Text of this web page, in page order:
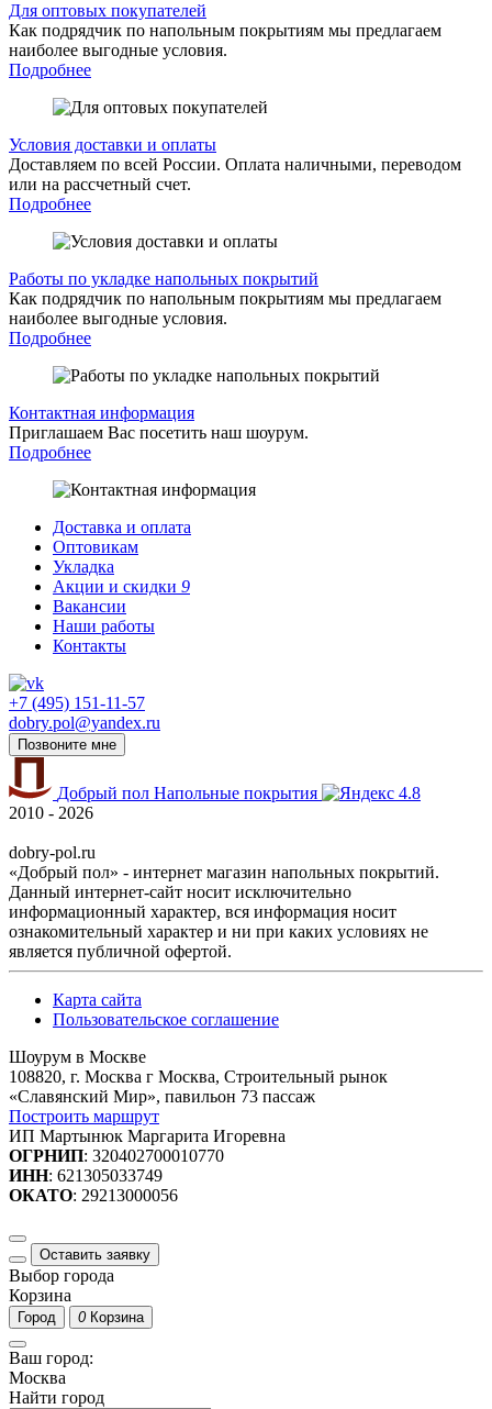
Для оптовых покупателей
Как подрядчик по напольным покрытиям мы предлагаем
наиболее выгодные условия.
Подробнее
Условия доставки и оплаты
Доставляем по всей России. Оплата наличными, переводом
или на рассчетный счет.
Подробнее
Работы по укладке напольных покрытий
Как подрядчик по напольным покрытиям мы предлагаем
наиболее выгодные условия.
Подробнее
Контактная информация
Приглашаем Вас посетить наш шоурум.
Подробнее
Доставка и оплата
Оптовикам
Укладка
Акции и скидки 9
Вакансии
Наши работы
Контакты
+7 (495) 151-11-57
dobry.pol@yandex.ru
Позвоните мне
Добрый пол Напольные покрытия
4.8
2010 - 2026
dobry-pol.ru
«Добрый пол» - интернет магазин напольных покрытий.
Данный интернет-сайт носит исключительно
информационный характер, вся информация носит
ознакомительный характер и ни при каких условиях не
является публичной офертой.
Карта сайта
Пользовательское соглашение
Шоурум в Москве
108820, г. Москва г Москва, Строительный рынок
«Славянский Мир», павильон 73 пассаж
Построить маршрут
ИП Мартынюк Маргарита Игоревна
ОГРНИП: 320402700010770
ИНН: 621305033749
ОКАТО: 29213000056
Оставить заявку
Выбор города
Корзина
Город 0 Корзина
Ваш город:
Москва
Найти город